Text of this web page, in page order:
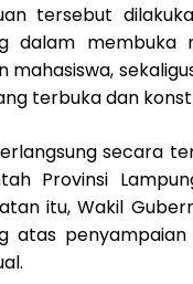
tersebut
dalam membuka
mahasiswa,
terbuka dan
secara
Provinsi
itu, Wakil
atas